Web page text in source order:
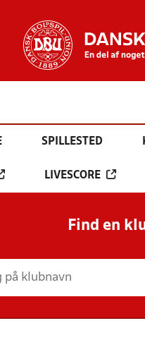
SPILLESTED
LIVESCORE
Find en